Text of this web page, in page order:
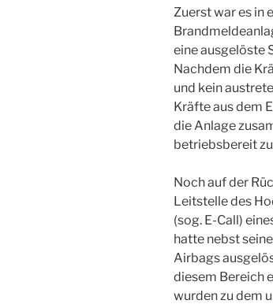
Zuerst war es in
eine ausgelöste
Nachdem die
und kein
Kräfte aus dem
die Anlage
betriebsbereit
Noch auf der
Leitstelle des
(sog. E-Call)
hatte nebst
Airbags
diesem Bereich
wurden zu dem